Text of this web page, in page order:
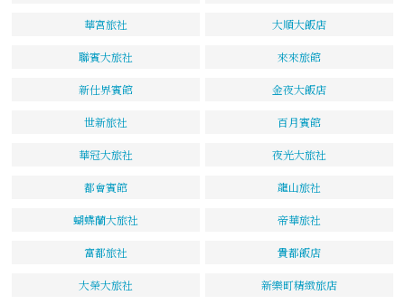
華宮旅社 大順大飯店
聯賓大旅社 來來旅館
新仕界賓館 金夜大飯店
世新旅社 百月賓館
華冠大旅社 夜光大旅社
都會賓館 龍山旅社
蝴蝶蘭大旅社 帝華旅社
富都旅社 貴都飯店
大榮大旅社 新樂町精緻旅店